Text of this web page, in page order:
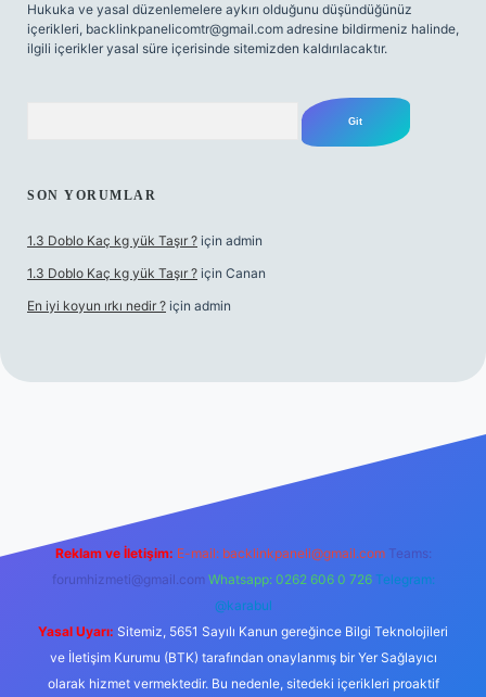
Hukuka ve yasal düzenlemelere aykırı olduğunu düşündüğünüz
içerikleri, backlinkpanelicomtr@gmail.com adresine bildirmeniz halinde,
ilgili içerikler yasal süre içerisinde sitemizden kaldırılacaktır.
SON YORUMLAR
1.3 Doblo Kaç kg yük Taşır ? için admin
1.3 Doblo Kaç kg yük Taşır ? için Canan
En iyi koyun ırkı nedir ? için admin
Reklam ve İletişim: E-mail: backlinkpaneli@gmail.com Teams:
forumhizmeti@gmail.com Whatsapp: 0262 606 0 726 Telegram:
@karabul
Yasal Uyarı: Sitemiz, 5651 Sayılı Kanun gereğince Bilgi Teknolojileri
ve İletişim Kurumu (BTK) tarafından onaylanmış bir Yer Sağlayıcı
olarak hizmet vermektedir. Bu nedenle, sitedeki içerikleri proaktif